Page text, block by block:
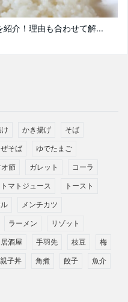
介！理由も合わせて解...
かき揚げ そば
ぜそば ゆでたまご
節 ガレット コーラ
トマトジュース トースト
メンチカツ
ラーメン リゾット
居酒屋 手羽先 枝豆 梅
親子丼 角煮 餃子 魚介